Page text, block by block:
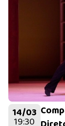
14/03
19:30